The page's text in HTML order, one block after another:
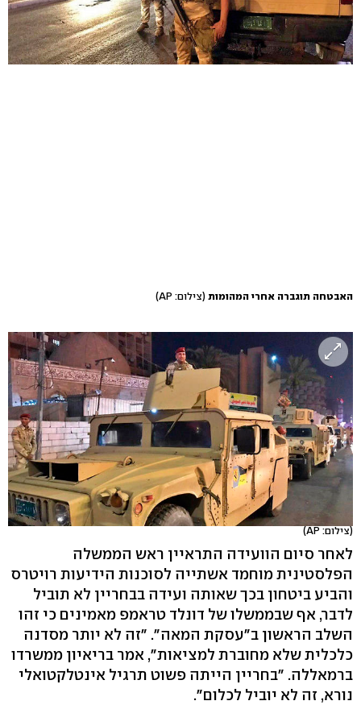
האבטחה תוגברה אחרי המהומות (צילום: AP)
(צילום: AP)
לאחר סיום הוועידה התראיין ראש הממשלה
הפלסטינית מוחמד אשתייה לסוכנות הידיעות רויטרס
והביע ביטחון בכך שאותה ועידה בבחריין לא תוביל
לדבר, אף שבממשלו של דונלד טראמפ מאמינים כי זהו
השלב הראשון ב"עסקת המאה". "זה לא יותר מסדנה
כלכלית שלא מחוברת למציאות", אמר בריאיון ממשרדו
ברמאללה. "בחריין הייתה פשוט תרגיל אינטלקטואלי
נורא, זה לא יוביל לכלום".